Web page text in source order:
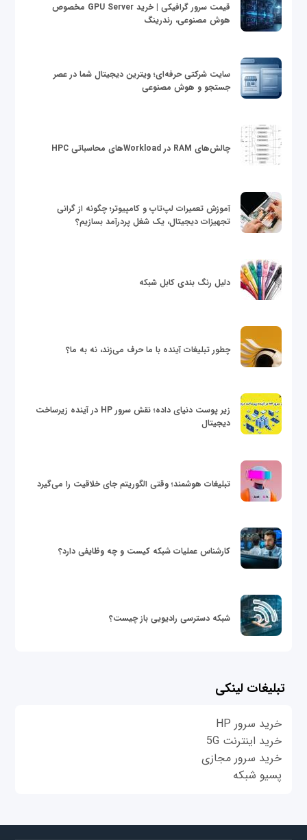
قیمت سرور گرافیکی | خرید GPU Server مخصوص
هوش مصنوعی، رندرینگ
سایت شرکتی حرفه‌ای؛ ویترین دیجیتال شما در عصر
جستجو و هوش مصنوعی
چالش‌های RAM در Workloadهای محاسباتی HPC
آموزش تعمیرات لپ‌تاپ و کامپیوتر؛ چگونه از گرانی
تجهیزات دیجیتال، یک شغل پردرآمد بسازیم؟
دلیل رنگ بندی کابل شبکه
چطور تبلیغات آینده با ما حرف می‌زند، نه به ما؟
زیر پوست دنیای داده؛ نقش سرور HP در آینده زیرساخت
دیجیتال
تبلیغات هوشمند؛ وقتی الگوریتم جای خلاقیت را می‌گیرد
کارشناس عملیات شبکه کیست و چه وظایفی دارد؟
شبکه دسترسی رادیویی باز چیست؟
تبلیغات لینکی
خرید سرور HP
خرید اینترنت 5G
خرید سرور مجازی
پسیو شبکه